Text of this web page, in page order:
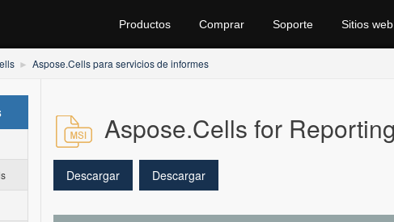
Productos Comprar Soporte Sitios web
Aspose.Cells para servicios de informes
Aspose.Cells for
Descargar Descargar